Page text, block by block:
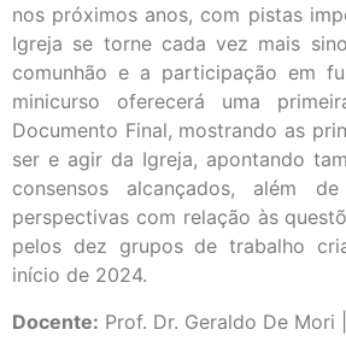
nos próximos anos, com pistas
Igreja se torne cada vez mais
comunhão e a participação em
minicurso oferecerá uma
Documento Final, mostrando as
ser e agir da Igreja, apontando
consensos alcançados, além
perspectivas com relação às
pelos dez grupos de trabalho
início de 2024.
Docente: Prof. Dr. Geraldo De Mori